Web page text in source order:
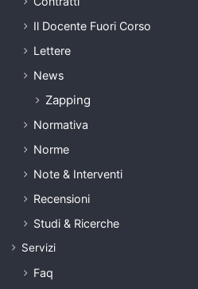
Il Docente Fuori Corso
Lettere
News
Zapping
Normativa
Norme
Note & Interventi
Recensioni
Studi & Ricerche
Servizi
Faq